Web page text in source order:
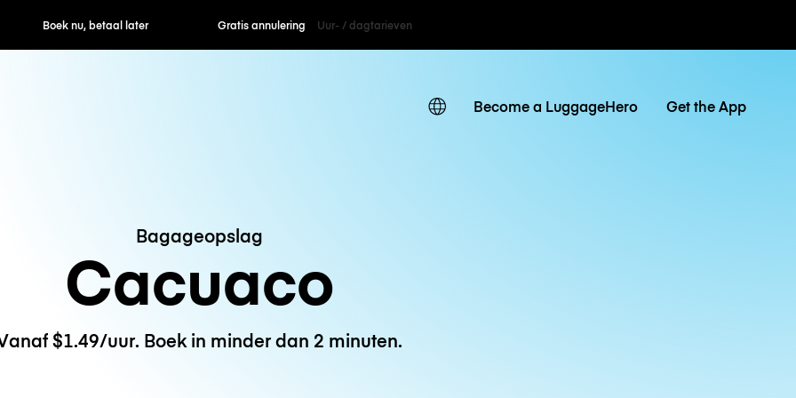
nu, betaal later Gratis annulering Uur- / dagtarieven
Become a LuggageHero Get the App
Bagageopslag
Cacuaco
$1.49/uur. Boek in minder dan 2 minuten.